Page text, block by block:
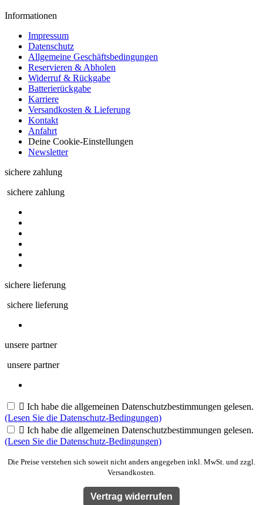
Informationen
Impressum
Datenschutz
Allgemeine Geschäftsbedingungen
Reservieren & Abholen
Widerruf & Rückgabe
Batterierückgabe
Karriere
Versandkosten & Lieferung
Kontakt
Anfahrt
Deine Cookie-Einstellungen
Newsletter
sichere zahlung
sichere zahlung
sichere lieferung
sichere lieferung
unsere partner
unsere partner
 Ich habe die allgemeinen Datenschutzbestimmungen gelesen.
(Lesen Sie die Datenschutz-Bedingungen)
 Ich habe die allgemeinen Datenschutzbestimmungen gelesen.
(Lesen Sie die Datenschutz-Bedingungen)
Die Preise verstehen sich soweit nicht anders angegeben inkl. MwSt. und zzgl.
Versandkosten.
Vertrag widerrufen